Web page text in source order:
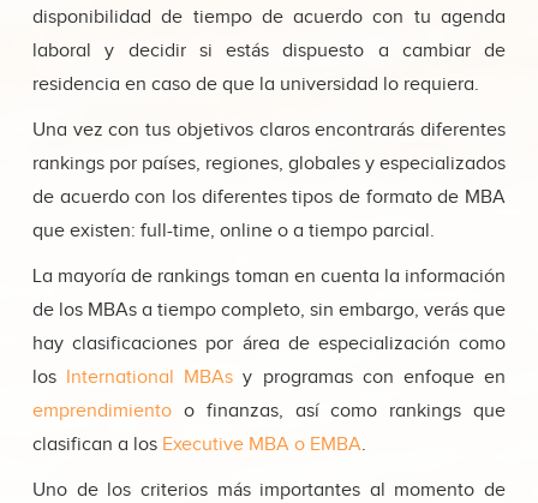
disponibilidad de tiempo de acuerdo con tu agenda
laboral y decidir si estás dispuesto a cambiar de
residencia en caso de que la universidad lo requiera.
Una vez con tus objetivos claros encontrarás diferentes
rankings por países, regiones, globales y especializados
de acuerdo con los diferentes tipos de formato de MBA
que existen: full-time, online o a tiempo parcial.
La mayoría de rankings toman en cuenta la información
de los MBAs a tiempo completo, sin embargo, verás que
hay clasificaciones por área de especialización como
los International MBAs y programas con enfoque en
emprendimiento o finanzas, así como rankings que
clasifican a los Executive MBA o EMBA.
Uno de los criterios más importantes al momento de